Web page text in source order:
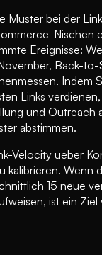
Muster bei der
Nischen
Ereignisse:
Back-
Indem
Links
und Outreach
abstimmen.
Velocity ueber
kalibrieren. Wenn
15 neue
ist ein